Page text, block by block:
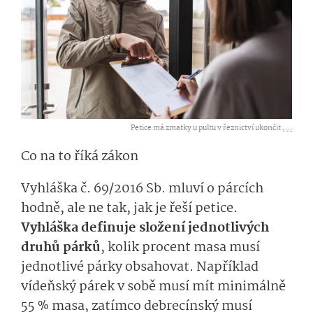
Petice má zmatky u pultu v řeznictví ukončit ,...
Co na to říká zákon
Vyhláška č. 69/2016 Sb. mluví o párcích
hodně, ale ne tak, jak je řeší petice.
Vyhláška definuje složení jednotlivých
druhů párků, kolik procent masa musí
jednotlivé párky obsahovat. Například
vídeňský párek v sobě musí mít minimálně
55 % masa, zatímco debrecínský musí